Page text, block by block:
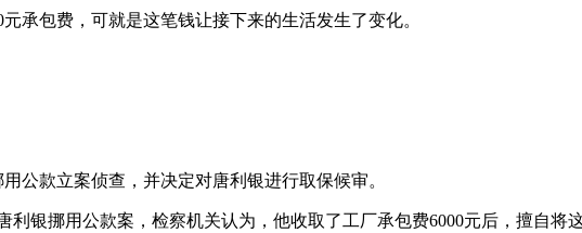
承包费，可就是这笔钱让接下来的生活发生了变化。
公款立案侦查，并决定对唐利银进行取保候审。
利银挪用公款案，检察机关认为，他收取了工厂承包费6000元后，擅自